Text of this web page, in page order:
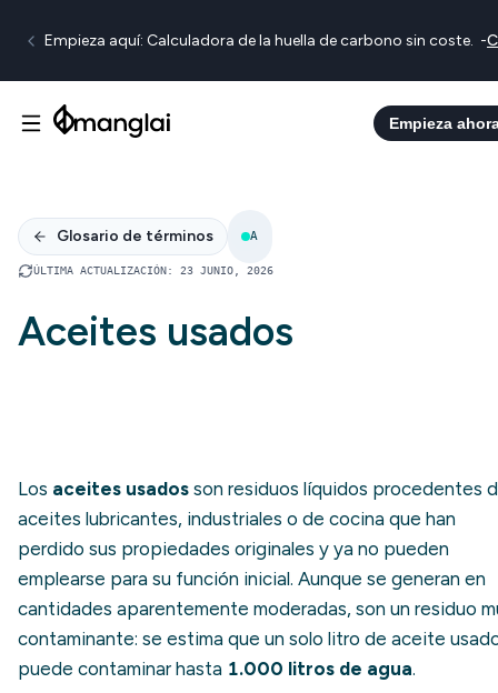
Empieza aquí: Calculadora de la huella de carbono sin coste. -
Empieza
Glosario de términos A
ÚLTIMA ACTUALIZACIÓN: 23 JUNIO, 2026
Aceites usados
Los aceites usados son residuos líquidos procedentes
aceites lubricantes, industriales o de cocina que han
perdido sus propiedades originales y ya no pueden
emplearse para su función inicial. Aunque se generan en
cantidades aparentemente moderadas, son un residuo
contaminante: se estima que un solo litro de aceite
puede contaminar hasta 1.000 litros de agua.